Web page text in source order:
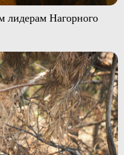
лидерам Нагорного